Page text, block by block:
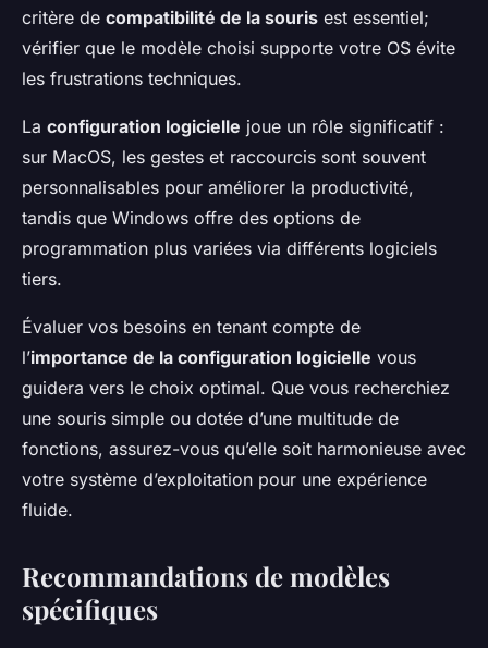
critère de compatibilité de la souris est essentiel;
vérifier que le modèle choisi supporte votre OS évite
les frustrations techniques.
La configuration logicielle joue un rôle significatif :
sur MacOS, les gestes et raccourcis sont souvent
personnalisables pour améliorer la productivité,
tandis que Windows offre des options de
programmation plus variées via différents logiciels
tiers.
Évaluer vos besoins en tenant compte de
l’importance de la configuration logicielle vous
guidera vers le choix optimal. Que vous recherchiez
une souris simple ou dotée d’une multitude de
fonctions, assurez-vous qu’elle soit harmonieuse avec
votre système d’exploitation pour une expérience
fluide.
Recommandations de modèles
spécifiques